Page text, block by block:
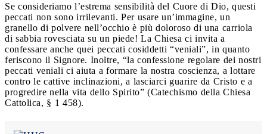
Se consideriamo l’estrema sensibilità del Cuore di Dio, questi
peccati non sono irrilevanti. Per usare un’immagine, un
granello di polvere nell’occhio è più doloroso di una carriola
di sabbia rovesciata su un piede! La Chiesa ci invita a
confessare anche quei peccati cosiddetti “veniali”, in quanto
feriscono il Signore. Inoltre, “la confessione regolare dei nostri
peccati veniali ci aiuta a formare la nostra coscienza, a lottare
contro le cattive inclinazioni, a lasciarci guarire da Cristo e a
progredire nella vita dello Spirito” (Catechismo della Chiesa
Cattolica, § 1 458).